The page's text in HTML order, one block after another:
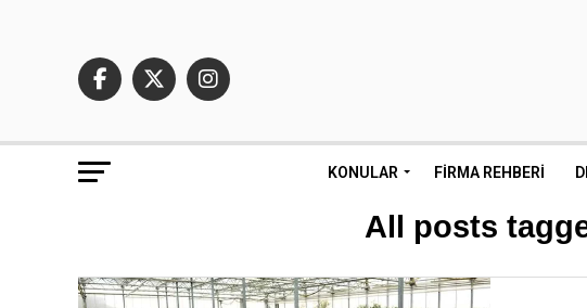
KONULAR FIRMA REHBERI
All posts